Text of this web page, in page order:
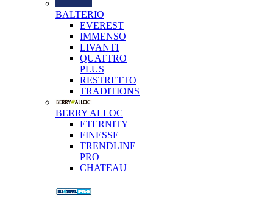
BALTERIO
EVEREST
IMMENSO
LIVANTI
QUATTRO
PLUS
RESTRETTO
TRADITIONS
BERRY ALLOC
ETERNITY
FINESSE
TRENDLINE
PRO
CHATEAU